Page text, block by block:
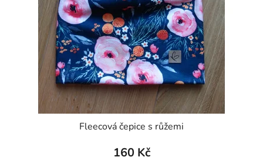
Fleecová čepice s růžemi
160 Kč